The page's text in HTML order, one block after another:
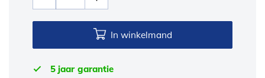
In winkelmand
5 jaar garantie